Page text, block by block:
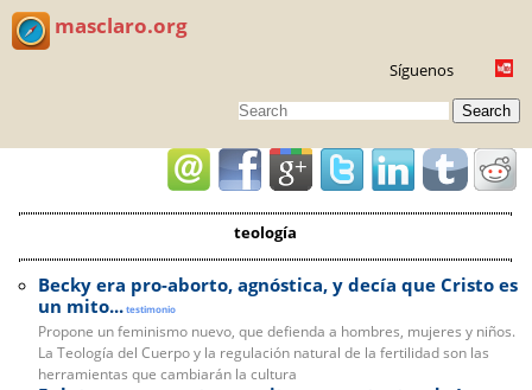
masclaro.org
Síguenos
Search
teología
Becky era pro-aborto, agnóstica, y decía que Cristo es
un mito...testimonio
Propone un feminismo nuevo, que defienda a hombres, mujeres y niños.
La Teología del Cuerpo y la regulación natural de la fertilidad son las
herramientas que cambiarán la cultura